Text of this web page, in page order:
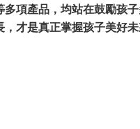
項產品，均站在鼓勵孩
，才是真正掌握孩子美好